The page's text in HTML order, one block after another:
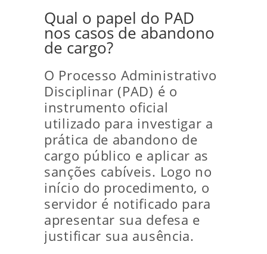
Qual o papel do PAD
nos casos de abandono
de cargo?
O Processo Administrativo
Disciplinar (PAD) é o
instrumento oficial
utilizado para investigar a
prática de abandono de
cargo público e aplicar as
sanções cabíveis. Logo no
início do procedimento, o
servidor é notificado para
apresentar sua defesa e
justificar sua ausência.